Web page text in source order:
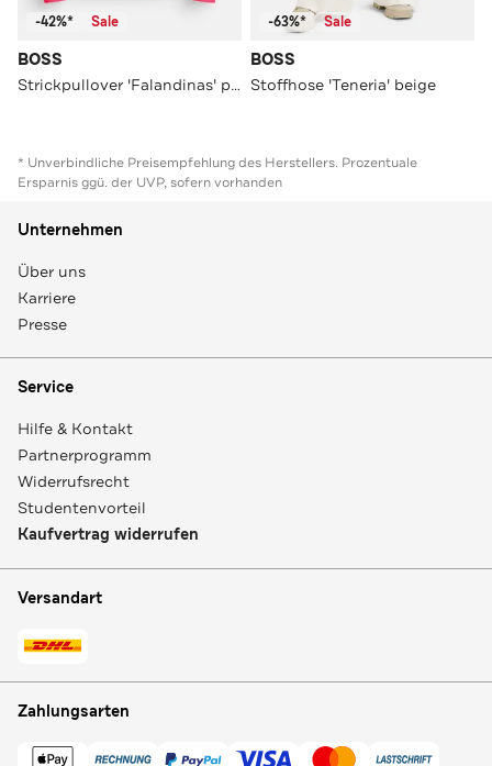
-42%* Sale
BOSS
Strickpullover 'Falandinas' pink
-63%* Sale
BOSS
Stoffhose 'Teneria' beige
* Unverbindliche Preisempfehlung des Herstellers. Prozentuale
Ersparnis ggü. der UVP, sofern vorhanden
Unternehmen
Über uns
Karriere
Presse
Service
Hilfe & Kontakt
Partnerprogramm
Widerrufsrecht
Studentenvorteil
Kaufvertrag widerrufen
Versandart
Zahlungsarten